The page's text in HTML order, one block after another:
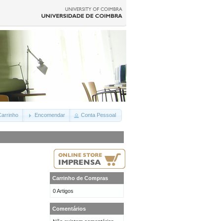
Encomendar Conta Pessoal
Carrinho de Compras
0 Artigos
Comentários